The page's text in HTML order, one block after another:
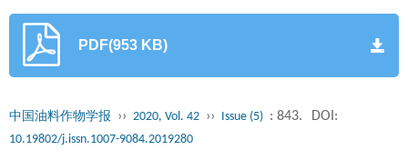
切
PDF(953 KB)
中国油料作物学报 ›› 2020, Vol. 42 ›› Issue (5) : 843. DOI:
10.19802/j.issn.1007-9084.2019280